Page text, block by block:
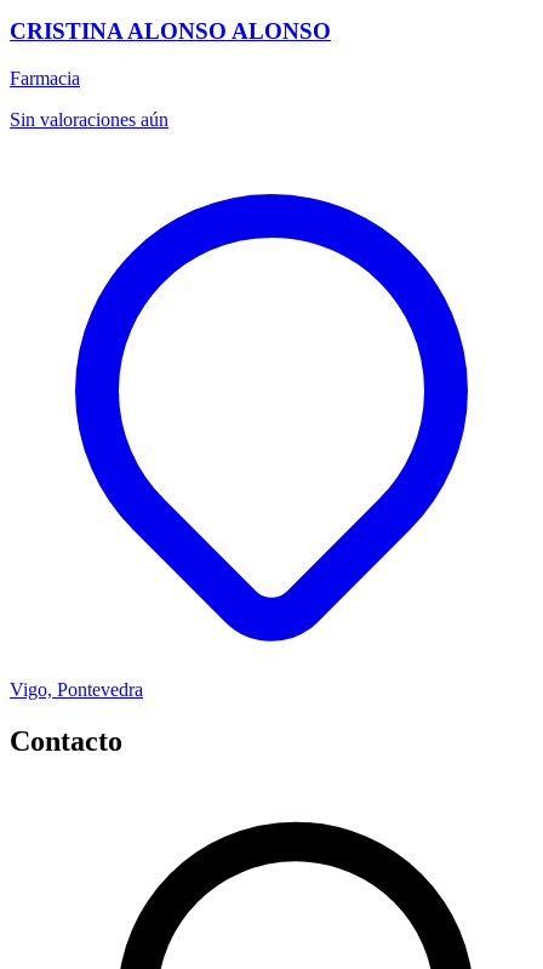
CRISTINA ALONSO ALONSO
Farmacia
Sin valoraciones aún
Vigo, Pontevedra
Contacto